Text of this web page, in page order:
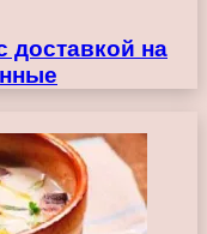
доставкой на